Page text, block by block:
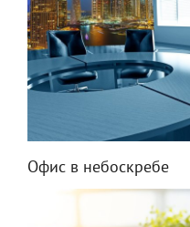
Офис в небоскребе